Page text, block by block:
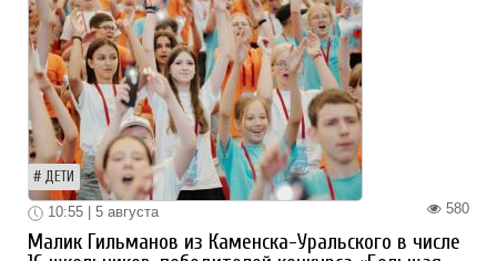
ДЕТИ
580
10:55 | 5 августа
Малик Гильманов из Каменска-Уральского в числе